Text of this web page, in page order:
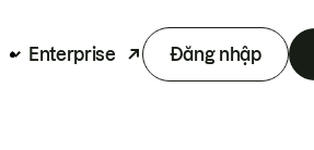
Enterprise Đăng nhập